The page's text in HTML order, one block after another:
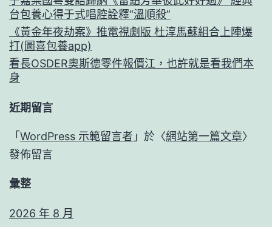
台包養心得于式唱腔詮釋“溫順殺”
《黃金年夜劫案》推電視劇版 杜淳馬蘇組合上陣爆
打(圖喜包養app)
看長OSDER奧斯德零件報價江，也許就是看我們本
身
近期留言
「 WordPress 示範留言者 」於〈網站第一篇文章〉
發佈留言
彙整
2026 年 8 月